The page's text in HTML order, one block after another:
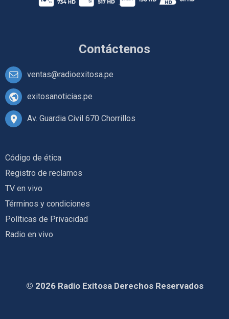
Contáctenos
ventas@radioexitosa.pe
exitosanoticias.pe
Av. Guardia Civil 670 Chorrillos
Código de ética
Registro de reclamos
TV en vivo
Términos y condiciones
Políticas de Privacidad
Radio en vivo
© 2026 Radio Exitosa Derechos Reservados